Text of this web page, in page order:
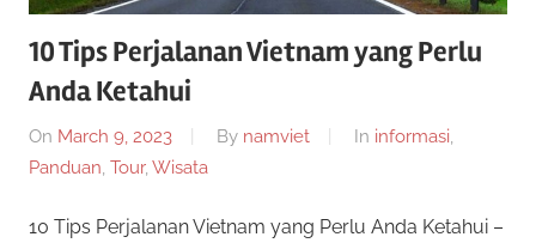
R
e
s
m
n
i
n
10 Tips Perjalanan Vietnam yang Perlu
Anda Ketahui
On March 9, 2023 By namviet In informasi,
Panduan, Tour, Wisata
10 Tips Perjalanan Vietnam yang Perlu Anda Ketahui –